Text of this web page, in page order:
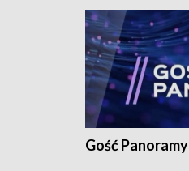
Gość Panoramy